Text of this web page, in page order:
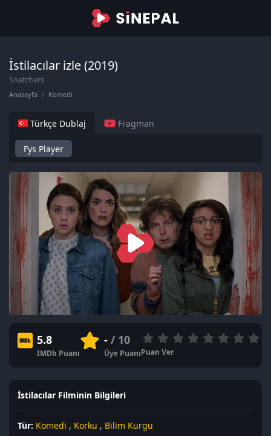
İstilacılar izle (2019)
Snatchers
Anasayfa Komedi
Türkçe Dublaj Fragman
Fys Player
5.8
IMDb Puanı
-/ 10
Üye PuanıPuan Ver
İstilacılar Filminin Bilgileri
Tür: Komedi , Korku , Bilim Kurgu